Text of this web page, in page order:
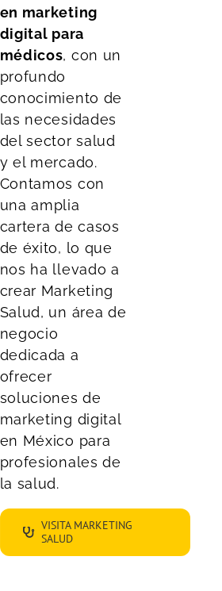
en marketing
digital para
médicos, con un
profundo
conocimiento de
las necesidades
del sector salud
y el mercado.
Contamos con
una amplia
cartera de casos
de éxito, lo que
nos ha llevado a
crear Marketing
Salud, un área de
negocio
dedicada a
ofrecer
soluciones de
marketing digital
en México para
profesionales de
la salud.
VISITA MARKETING
SALUD